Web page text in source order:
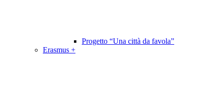
Progetto “Una città da favola”
Erasmus +